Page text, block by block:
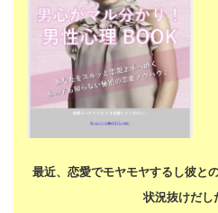
最近、恋愛でモヤモヤするし彼と
状況抜けだし